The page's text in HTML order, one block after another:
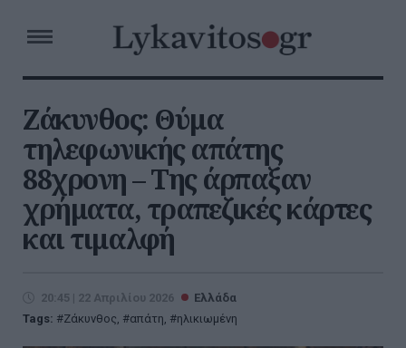
Ζάκυνθος: Θύμα
τηλεφωνικής απάτης
88χρονη – Της άρπαξαν
χρήματα, τραπεζικές κάρτες
και τιμαλφή
20:45 | 22 Απριλίου 2026
Ελλάδα
Tags:
Ζάκυνθος, απάτη, ηλικιωμένη